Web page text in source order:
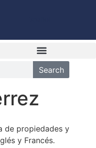
Search
de propiedades y
y Francés.